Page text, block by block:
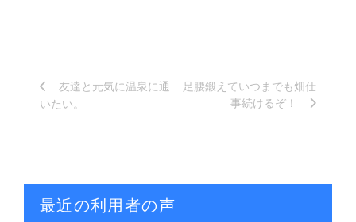
友達と元気に温泉に通
いたい。
足腰鍛えていつまでも畑仕
事続けるぞ！
最近の利用者の声